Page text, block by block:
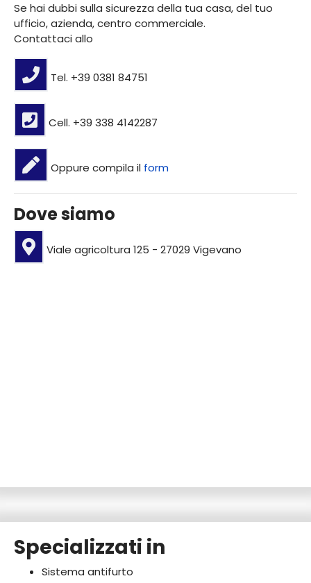
Se hai dubbi sulla sicurezza della tua casa, del tuo
ufficio, azienda, centro commerciale.
Contattaci allo
Tel. +39 0381 84751
Cell. +39 338 4142287
Oppure compila il form
Dove siamo
Viale agricoltura 125 - 27029 Vigevano
Specializzati in
Sistema antifurto